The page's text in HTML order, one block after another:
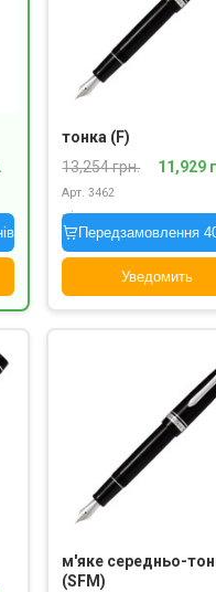
тонка (F)
13,254 грн.
11,929
Арт. 3462
під замовлення
Передзамовлення
Уведомить
м'яке середньо-
(SFM)